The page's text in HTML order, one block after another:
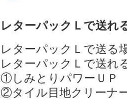
レターパックＬで送れ
レターパックＬで送る
レターパックＬで送れ
①しみとりパワー
②タイル目地クリーナ